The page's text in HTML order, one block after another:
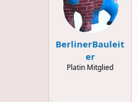
BerlinerBauleit
er
Platin Mitglied